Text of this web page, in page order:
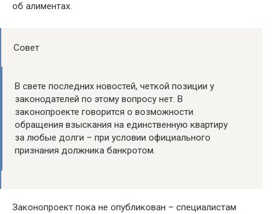
об алиментах.
Совет
В свете последних новостей, четкой позиции у
законодателей по этому вопросу нет. В
законопроекте говорится о возможности
обращения взыскания на единственную квартиру
за любые долги – при условии официального
признания должника банкротом.
Законопроект пока не опубликован – специалистам